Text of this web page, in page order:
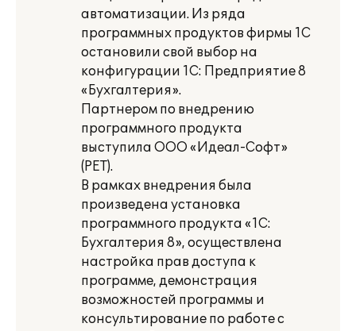
автоматизации. Из ряда
программных продуктов фирмы 1С
остановили свой выбор на
конфигурации 1С: Предприятие 8
«Бухгалтерия».
Партнером по внедрению
программного продукта
выступила ООО «Идеал-Софт»
(PET).
В рамках внедрения была
произведена установка
программного продукта «1С:
Бухгалтерия 8», осуществлена
настройка прав доступа к
программе, демонстрация
возможностей программы и
консультирование по работе с